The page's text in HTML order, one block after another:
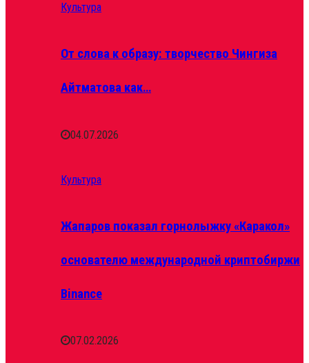
Культура
От слова к образу: творчество Чингиза
Айтматова как…
04.07.2026
Культура
Жапаров показал горнолыжку «Каракол»
основателю международной криптобиржи
Binance
07.02.2026